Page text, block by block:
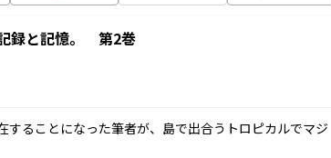
録と記憶。 第2巻
することになった筆者が、島で出合うトロピカルでマジ